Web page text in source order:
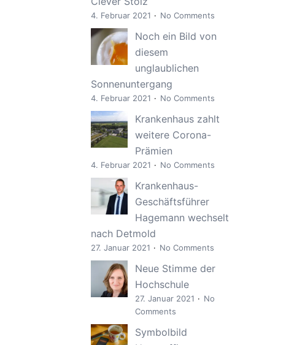
4. Februar 2021 No Comments
Noch ein Bild von
diesem
unglaublichen
Sonnenuntergang
4. Februar 2021 No Comments
Krankenhaus zahlt
weitere Corona-
Prämien
4. Februar 2021 No Comments
Krankenhaus-
Geschäftsführer
Hagemann wechselt
nach Detmold
27. Januar 2021 No Comments
Neue Stimme der
Hochschule
27. Januar 2021
No
Comments
Symbolbild